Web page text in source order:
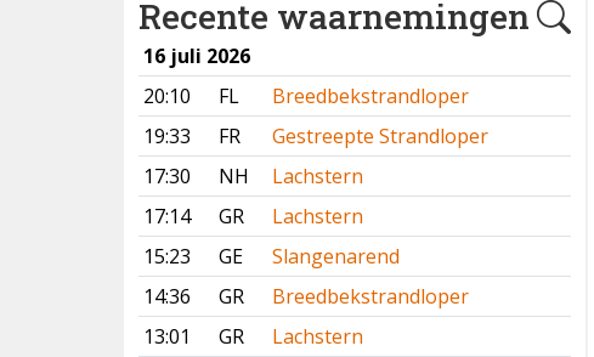
Recente waarnemingen
16 juli 2026
20:10
FL
Breedbekstrandloper
19:33
FR
Gestreepte Strandloper
17:30
NH
Lachstern
17:14
GR
Lachstern
15:23
GE
Slangenarend
14:36
GR
Breedbekstrandloper
13:01
GR
Lachstern